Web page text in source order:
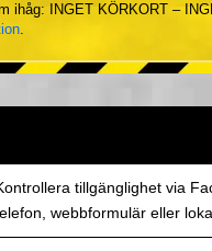
ihåg: INGET KÖRKORT –
.
tillgänglighet via
webbformulär eller